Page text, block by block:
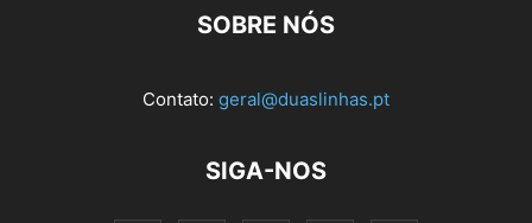
SOBRE NÓS
Contato: geral@duaslinhas.pt
SIGA-NOS